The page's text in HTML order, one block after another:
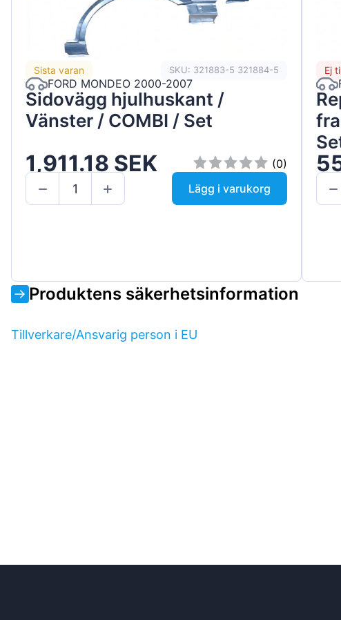
Sista varan SKU: 321883-5 321884-5
FORD MONDEO 2000-2007
Sidovägg hjulhuskant /
Vänster / COMBI / Set
1,911.18 SEK
(0)
Lägg i varukorg
Ej
Produktens säkerhetsinformation
Tillverkare/Ansvarig person i EU